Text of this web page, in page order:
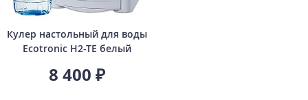
Кулер настольный для воды
Ecotronic H2-TE белый
8 400 ₽